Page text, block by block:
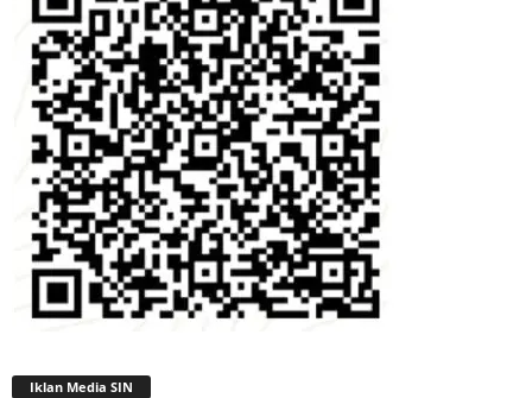
Iklan Media SIN